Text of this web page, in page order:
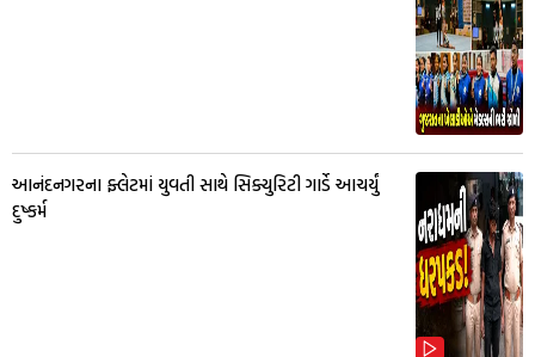
આનંદનગરના ફ્લેટમાં યુવતી સાથે સિક્યુરિટી ગાર્ડે આચર્યું
દુષ્કર્મ